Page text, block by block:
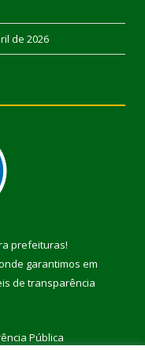
de 2026
prefeituras!
garantimos em
de transparência
Pública